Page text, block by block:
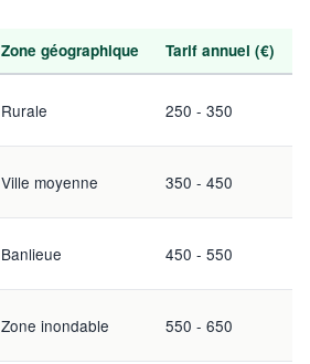
Zone géographique Tarif annuel (€)
Rurale 250 - 350
Ville moyenne 350 - 450
Banlieue 450 - 550
Zone inondable 550 - 650